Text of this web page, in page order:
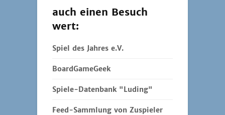
auch einen Besuch
wert:
Spiel des Jahres e.V.
BoardGameGeek
Spiele-Datenbank "Luding"
Feed-Sammlung von Zuspieler